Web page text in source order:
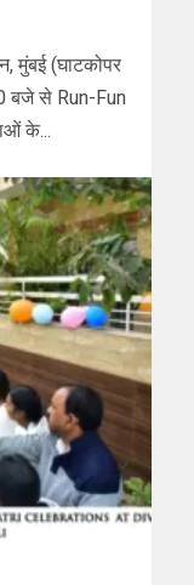
मुंबई (घाटकोपर
बजे से Run-Fun
के...